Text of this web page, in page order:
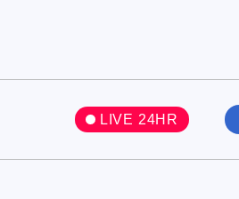
LIVE 24HR